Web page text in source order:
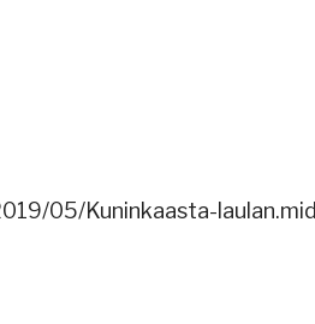
05/Kuninkaasta-laulan.mid